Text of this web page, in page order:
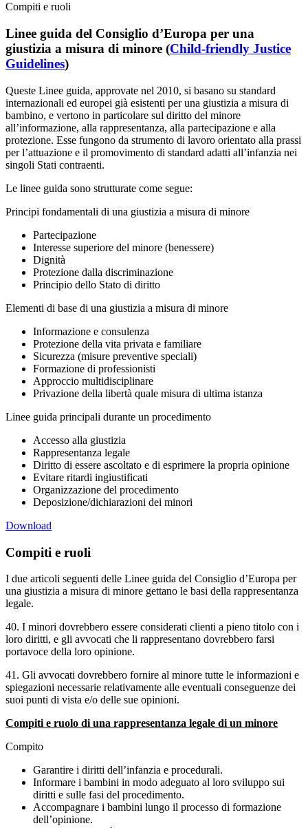
Compiti e ruoli
Linee guida del Consiglio d’Europa per una
giustizia a misura di minore (Child-friendly Justice
Guidelines)
Queste Linee guida, approvate nel 2010, si basano su standard
internazionali ed europei già esistenti per una giustizia a misura di
bambino, e vertono in particolare sul diritto del minore
all’informazione, alla rappresentanza, alla partecipazione e alla
protezione. Esse fungono da strumento di lavoro orientato alla prassi
per l’attuazione e il promovimento di standard adatti all’infanzia nei
singoli Stati contraenti.
Le linee guida sono strutturate come segue:
Principi fondamentali di una giustizia a misura di minore
Partecipazione
Interesse superiore del minore (benessere)
Dignità
Protezione dalla discriminazione
Principio dello Stato di diritto
Elementi di base di una giustizia a misura di minore
Informazione e consulenza
Protezione della vita privata e familiare
Sicurezza (misure preventive speciali)
Formazione di professionisti
Approccio multidisciplinare
Privazione della libertà quale misura di ultima istanza
Linee guida principali durante un procedimento
Accesso alla giustizia
Rappresentanza legale
Diritto di essere ascoltato e di esprimere la propria opinione
Evitare ritardi ingiustificati
Organizzazione del procedimento
Deposizione/dichiarazioni dei minori
Download
Compiti e ruoli
I due articoli seguenti delle Linee guida del Consiglio d’Europa per
una giustizia a misura di minore gettano le basi della rappresentanza
legale.
40. I minori dovrebbero essere considerati clienti a pieno titolo con i
loro diritti, e gli avvocati che li rappresentano dovrebbero farsi
portavoce della loro opinione.
41. Gli avvocati dovrebbero fornire al minore tutte le informazioni e
spiegazioni necessarie relativamente alle eventuali conseguenze dei
suoi punti di vista e/o delle sue opinioni.
Compiti e ruolo di una rappresentanza legale di un minore
Compito
Garantire i diritti dell’infanzia e procedurali.
Informare i bambini in modo adeguato al loro sviluppo sui
diritti e sulle fasi del procedimento.
Accompagnare i bambini lungo il processo di formazione
dell’opinione.